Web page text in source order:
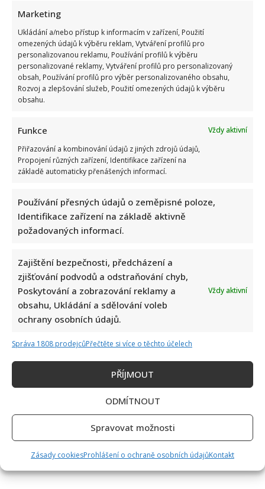
Marketing
Ukládání a/nebo přístup k informacím v zařízení, Použití
omezených údajů k výběru reklam, Vytváření profilů pro
personalizovanou reklamu, Používání profilů k výběru
personalizované reklamy, Vytváření profilů pro personalizovaný
obsah, Používání profilů pro výběr personalizovaného obsahu,
Rozvoj a zlepšování služeb, Použití omezených údajů k výběru
obsahu.
Funkce
Vždy aktivní
Přiřazování a kombinování údajů z jiných zdrojů údajů,
Propojení různých zařízení, Identifikace zařízení na
základě automaticky přenášených informací.
Používání přesných údajů o zeměpisné poloze,
Identifikace zařízení na základě aktivně
požadovaných informací.
Zajištění bezpečnosti, předcházení a
zjišťování podvodů a odstraňování chyb,
Poskytování a zobrazování reklamy a
obsahu, Ukládání a sdělování voleb
ochrany osobních údajů.
Vždy aktivní
Správa 1808 prodejcůPřečtěte si více o těchto účelech
PŘÍJMOUT
ODMÍTNOUT
Spravovat možnosti
Zásady cookiesProhlášení o ochraně osobních údajůKontakt